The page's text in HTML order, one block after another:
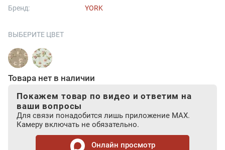
Бренд:
YORK
ВЫБЕРИТЕ ЦВЕТ
Товара нет в наличии
Покажем товар по видео и ответим на
ваши вопросы
Для связи понадобится лишь приложение MAX.
Камеру включать не обязательно.
Онлайн просмотр